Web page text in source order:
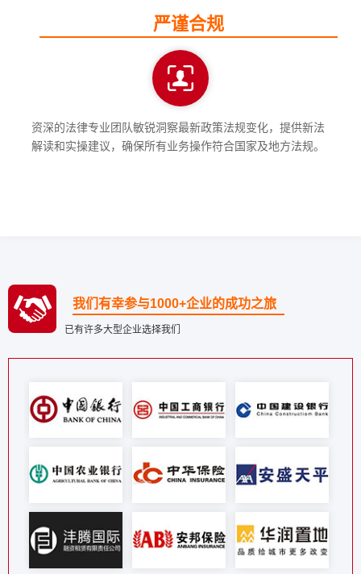
严谨合规
资深的法律专业团队敏锐洞察最新政策法规变化，提供新法
解读和实操建议，确保所有业务操作符合国家及地方法规。
我们有幸参与1000+企业的成功之旅
已有许多大型企业选择我们